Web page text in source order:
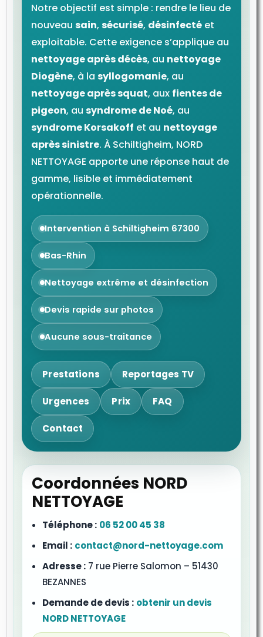
Notre objectif est simple : rendre le lieu de
nouveausain,sécurisé, désinfecté et
exploitable. Cette exigence s’applique au
nettoyage après décès, au nettoyage
Diogène, à lasyllogomanie, au
nettoyage après squat, aux fientes de
pigeon, ausyndrome de Noé, au
syndrome Korsakoff et au nettoyage
après sinistre. À Schiltigheim, NORD
NETTOYAGE apporte une réponse haut de
gamme, lisible et immédiatement
opérationnelle.
Intervention à Schiltigheim 67300
Bas-Rhin
Nettoyage extrême et désinfection
Devis rapide sur photos
Aucune sous-traitance
Prestations Reportages TV
Urgences Prix FAQ
Contact
Coordonnées NORD
NETTOYAGE
Téléphone : 06 52 00 45 38
Email : contact@nord-nettoyage.com
Adresse : 7 rue Pierre Salomon – 51430
BEZANNES
Demande de devis : obtenir un devis
NORD NETTOYAGE